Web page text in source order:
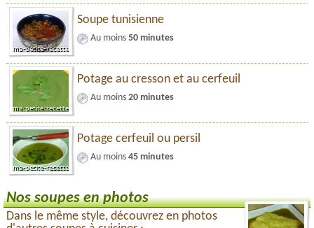
Soupe tunisienne
Au moins 50 minutes
Potage au cresson et au cerfeuil
Au moins 20 minutes
Potage cerfeuil ou persil
Au moins 45 minutes
Nos soupes en photos
Dans le même style, découvrez en photos